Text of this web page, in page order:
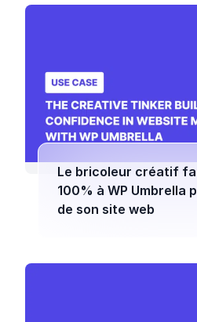
Le bricoleur créatif
100% à WP Umbrella
de son site web